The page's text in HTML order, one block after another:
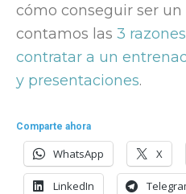
cómo conseguir ser
contamos las 3
contratar a un
y presentaciones.
Comparte ahora
WhatsApp X
LinkedIn